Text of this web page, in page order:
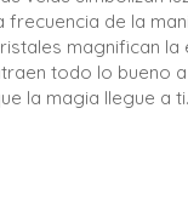
frecuencia de la
magnifican la
todo lo bueno
la magia llegue a ti.